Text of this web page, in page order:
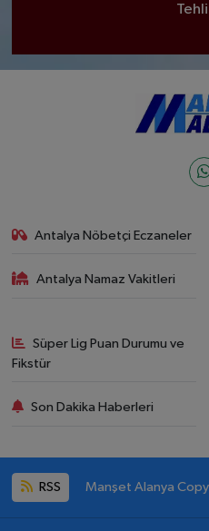
Antalya Nöbetçi Eczaneler
Antalya Namaz Vakitleri
Süper Lig Puan Durumu ve
Fikstür
Son Dakika Haberleri
RSS Manşet Alanya